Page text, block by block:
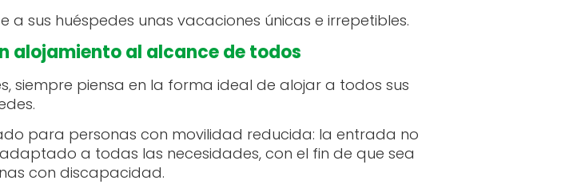
sus huéspedes unas vacaciones únicas e irrepetibles.
alojamiento al alcance de todos
siempre piensa en la forma ideal de alojar a todos sus
para personas con movilidad reducida: la entrada no
a todas las necesidades, con el fin de que sea
con discapacidad.